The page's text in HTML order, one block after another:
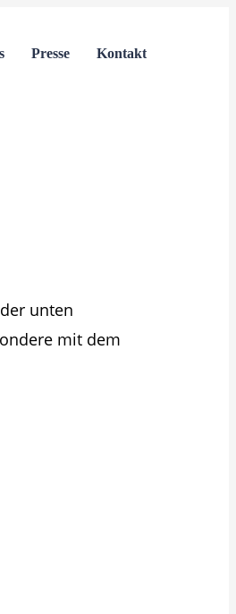
Presse Kontakt
unten
mit dem